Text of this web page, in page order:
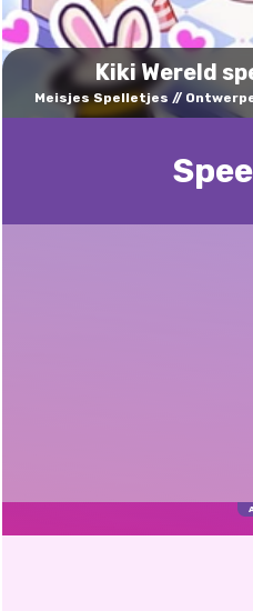
Kiki Wereld
Meisjes Spelletjes